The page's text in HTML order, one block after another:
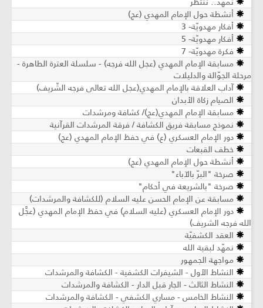
أنشطة حول الإمام المهدي (عج)
أفكار مهدويّة- 3
أفكار مهدويّة- 5
فكرة مهدويّة- 7
مسابقة الإمام المهدي (عجل الله فرجه) - سلسلة العترة الطاهرة -
مرحلة الجوّالة والدليلات
آداب العلاقة بالإمام المهدي(عجل الله تعالى فرجه الشّريف)
الصيام زكاة الأبدان
مسابقة الإمام المهدي(عج)/ كشافة ومرشدات
نموذج مسابقة فريق الكشافة / فرقة المرشدات القرآنية
دور الإمام العسكري (ع) في حفظ الإمام المهدي (عج)
خطف القبعات
أنشطة حول الإمام المهدي (عج)
صرخة "البرّ بالآباء"
صرخة "بالشريعة في أحكام"
مسابقة عن الإمام الحسن عليه السلام (للكشافة والمرشدات)
دور الإمام العسكري (عليه السلام) في حفظ الإمام المهدي (عجَّل
الله فرجه الشريف)
العقد الكشفيّة
نمهّد لبقية الله
مواجهة الجمهور
النشاط الأول - الشيفرات الكشفية - الكشافة والمرشدات
النشاط الثالث - الجار قبل الدار - الكشافة والمرشدات
النشاط الخامس - مساري الكشفي - الكشافة والمرشدات